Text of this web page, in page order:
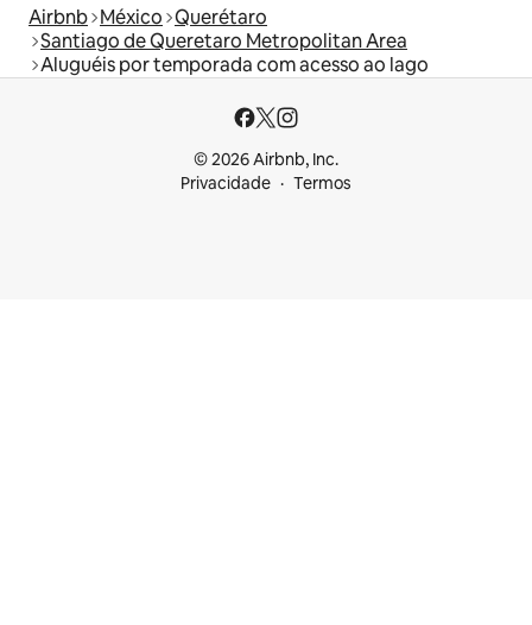
Airbnb México Querétaro
Santiago de Queretaro Metropolitan Area
Aluguéis por temporada com acesso ao lago
© 2026 Airbnb, Inc.
Privacidade
Termos